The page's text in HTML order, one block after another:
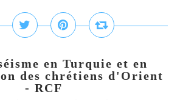
en Turquie et en
des chrétiens d'Orient
- RCF